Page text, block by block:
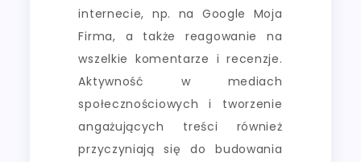
internecie, np. na Google Moja
Firma, a także reagowanie na
wszelkie komentarze i recenzje.
Aktywność w mediach
społecznościowych i tworzenie
angażujących treści również
przyczyniają się do budowania